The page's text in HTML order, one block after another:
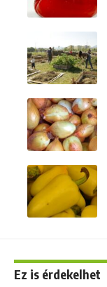
Ez is érdekelhet